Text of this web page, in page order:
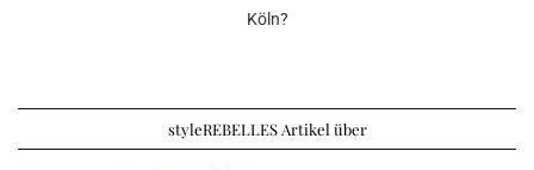
Köln?
styleREBELLES Artikel über